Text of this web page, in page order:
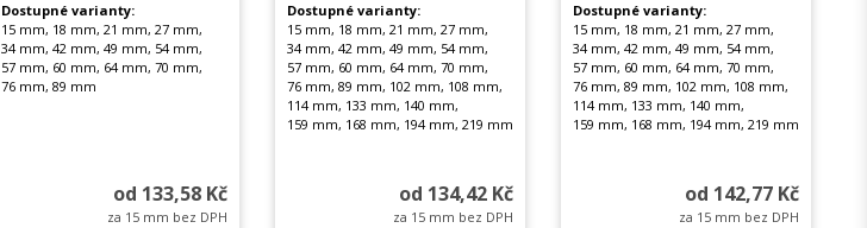
Dostupné varianty:
15 mm, 18 mm, 21 mm, 27 mm,
34 mm, 42 mm, 49 mm, 54 mm,
57 mm, 60 mm, 64 mm, 70 mm,
76 mm, 89 mm
od 133,58 Kč
za 15 mm bez DPH
Dostupné varianty:
15 mm, 18 mm, 21 mm, 27 mm,
34 mm, 42 mm, 49 mm, 54 mm,
57 mm, 60 mm, 64 mm, 70 mm,
76 mm, 89 mm, 102 mm, 108 mm,
114 mm, 133 mm, 140 mm,
159 mm, 168 mm, 194 mm, 219 mm
od 134,42 Kč
za 15 mm bez DPH
Dostupné varianty:
15 mm, 18 mm, 21 mm, 27 mm,
34 mm, 42 mm, 49 mm, 54 mm,
57 mm, 60 mm, 64 mm, 70 mm,
76 mm, 89 mm, 102 mm, 108 mm,
114 mm, 133 mm, 140 mm,
159 mm, 168 mm, 194 mm, 219 mm
od 142,77 Kč
za 15 mm bez DPH